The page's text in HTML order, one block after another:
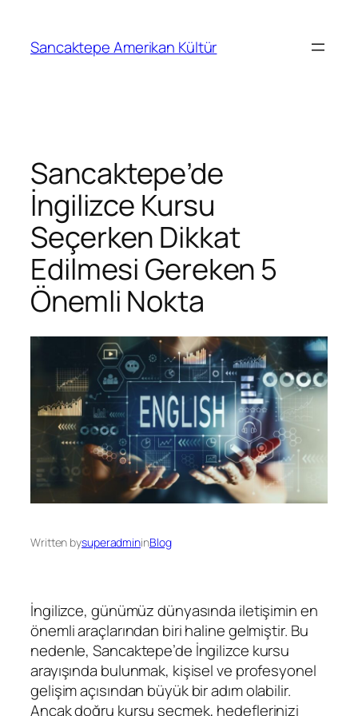
Sancaktepe Amerikan Kültür
Sancaktepe’de
İngilizce Kursu
Seçerken Dikkat
Edilmesi Gereken 5
Önemli Nokta
Written bysuperadmininBlog
İngilizce, günümüz dünyasında iletişimin en
önemli araçlarından biri haline gelmiştir. Bu
nedenle, Sancaktepe’de İngilizce kursu
arayışında bulunmak, kişisel ve profesyonel
gelişim açısından büyük bir adım olabilir.
Ancak doğru kursu seçmek, hedeflerinizi